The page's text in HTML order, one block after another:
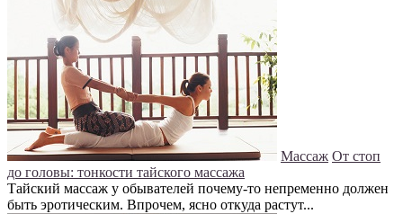
Массаж От стоп
до головы: тонкости тайского массажа
Тайский массаж у обывателей почему-то непременно должен
быть эротическим. Впрочем, ясно откуда растут...